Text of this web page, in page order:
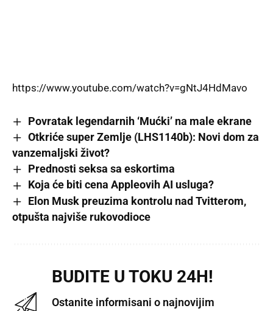
https://www.youtube.com/watch?v=gNtJ4HdMavo
Povratak legendarnih ‘Mućki’ na male ekrane
Otkriće super Zemlje (LHS1140b): Novi dom za
vanzemaljski život?
Prednosti seksa sa eskortima
Koja će biti cena Appleovih AI usluga?
Elon Musk preuzima kontrolu nad Tvitterom,
otpušta najviše rukovodioce
BUDITE U TOKU 24H!
Ostanite informisani o najnovijim